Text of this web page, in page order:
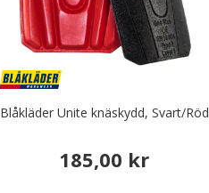
Blåkläder Unite knäskydd, Svart/Röd
185,00 kr